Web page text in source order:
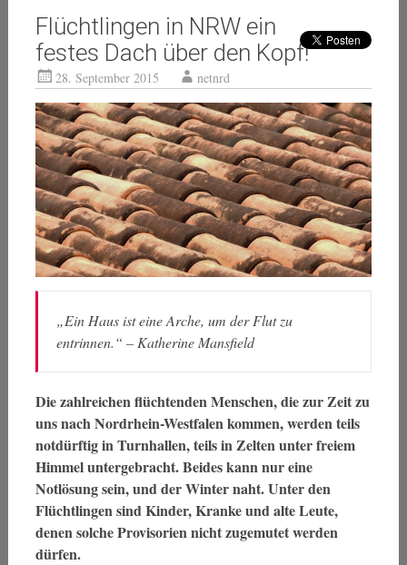
Flüchtlingen in NRW ein
festes Dach über den Kopf!
28. September 2015 netnrd
„Ein Haus ist eine Arche, um der Flut zu
entrinnen.“ – Katherine Mansfield
Die zahlreichen flüchtenden Menschen, die zur Zeit zu
uns nach Nordrhein-Westfalen kommen, werden teils
notdürftig in Turnhallen, teils in Zelten unter freiem
Himmel untergebracht. Beides kann nur eine
Notlösung sein, und der Winter naht. Unter den
Flüchtlingen sind Kinder, Kranke und alte Leute,
denen solche Provisorien nicht zugemutet werden
dürfen.